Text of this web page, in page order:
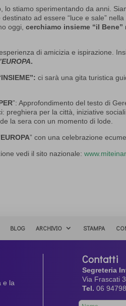
lo stiamo sperimentando da anni.
ad essere “luce e sale”
oggi,cerchiamo insieme “il
di amicizia e ispirazione.
.
ci sarà una gita turistica
”: Approfondimento del testo di
preghiera per la città, iniziative
la sera con un momento di lode.
” con una celebrazione
vedi il sito nazionale:
BLOG ARCHIVIO STAMPA
e la
Contatti
Segreteria
Via Frascati
Tel. 06
Leave